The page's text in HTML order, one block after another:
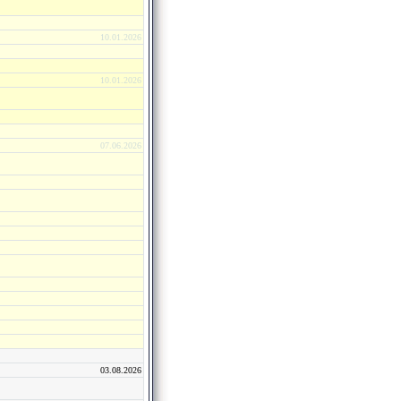
10.01.2026
10.01.2026
07.06.2026
03.08.2026